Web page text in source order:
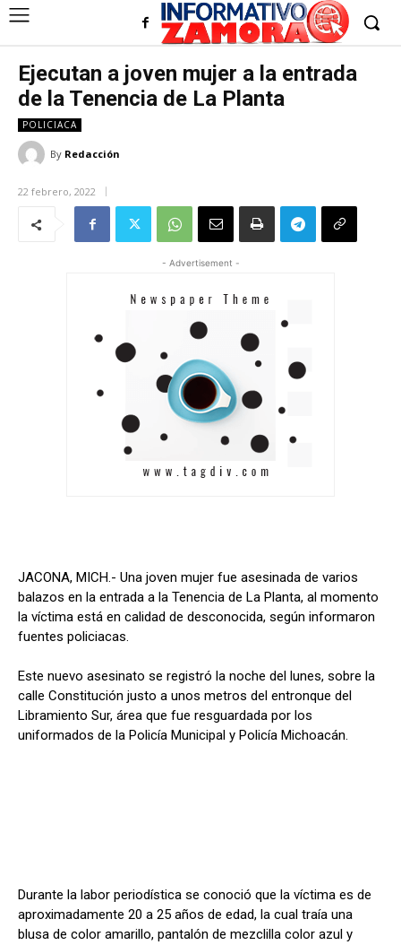
Ejecutan a joven mujer a la entrada
de la Tenencia de La Planta
POLICIACA
By Redacción
22 febrero, 2022
- Advertisement -
JACONA, MICH.- Una joven mujer fue asesinada de varios
balazos en la entrada a la Tenencia de La Planta, al momento
la víctima está en calidad de desconocida, según informaron
fuentes policiacas.
Este nuevo asesinato se registró la noche del lunes, sobre la
calle Constitución justo a unos metros del entronque del
Libramiento Sur, área que fue resguardada por los
uniformados de la Policía Municipal y Policía Michoacán.
Durante la labor periodística se conoció que la víctima es de
aproximadamente 20 a 25 años de edad, la cual traía una
blusa de color amarillo, pantalón de mezclilla color azul y